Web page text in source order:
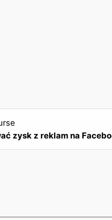
zysk z reklam na